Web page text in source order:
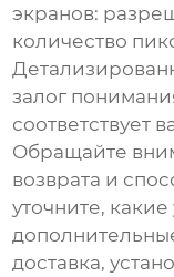
экранов:
количество
залог
соответствует
Обращайте
возврата и
уточните, какие
доставка,